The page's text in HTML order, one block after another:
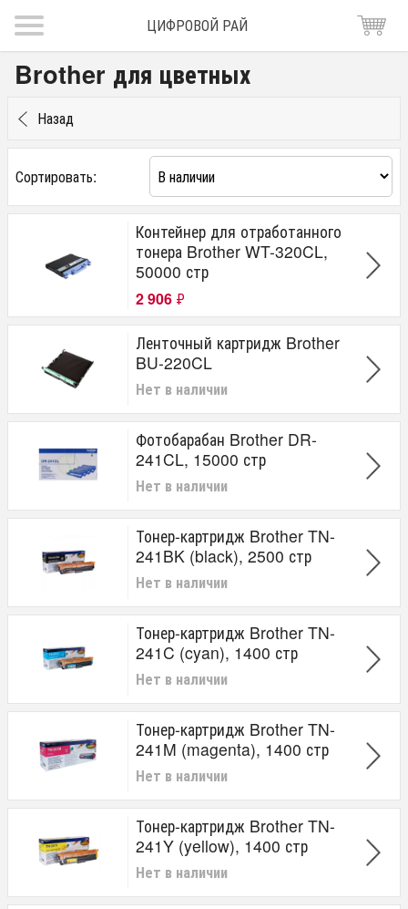
ЦИФРОВОЙ РАЙ
Brother для цветных
Назад
Сортировать:
Контейнер для отработанного
тонера Brother WT-320CL,
50000 стр
2 906 ₽
Ленточный картридж Brother
BU-220CL
Нет в наличии
Фотобарабан Brother DR-
241CL, 15000 стр
Нет в наличии
Тонер-картридж Brother TN-
241BK (black), 2500 стр
Нет в наличии
Тонер-картридж Brother TN-
241C (cyan), 1400 стр
Нет в наличии
Тонер-картридж Brother TN-
241M (magenta), 1400 стр
Нет в наличии
Тонер-картридж Brother TN-
241Y (yellow), 1400 стр
Нет в наличии